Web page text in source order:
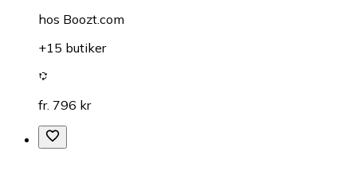
hos Boozt.com
+15 butiker
fr. 796 kr